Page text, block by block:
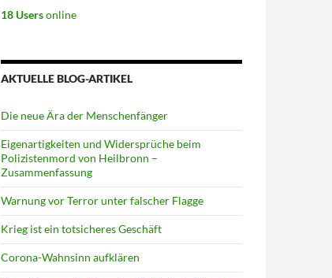
18 Usersonline
AKTUELLE BLOG-ARTIKEL
Die neue Ära der Menschenfänger
Eigenartigkeiten und Widersprüche beim
Polizistenmord von Heilbronn –
Zusammenfassung
Warnung vor Terror unter falscher Flagge
Krieg ist ein totsicheres Geschäft
Corona-Wahnsinn aufklären